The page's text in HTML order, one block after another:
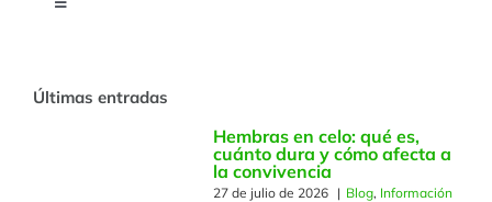
Toggle
Últimas entradas
Hembras en celo: qué es,
cuánto dura y cómo afecta a
la convivencia
27 de julio de 2026 | Blog, Información